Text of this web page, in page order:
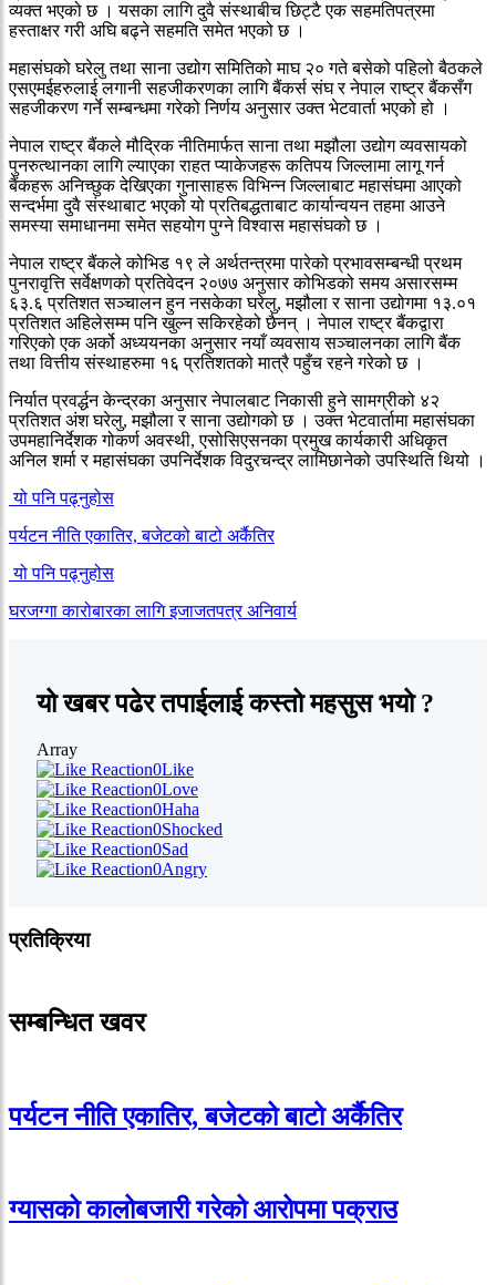
व्यक्त भएको छ । यसका लागि दुवै संस्थाबीच छिट्टै एक सहमतिपत्रमा
हस्ताक्षर गरी अघि बढ्ने सहमति समेत भएको छ ।
महासंघको घरेलु तथा साना उद्योग समितिको माघ २० गते बसेको पहिलो बैठकले
एसएमईहरुलाई लगानी सहजीकरणका लागि बैंकर्स संघ र नेपाल राष्ट्र बैंकसँग
सहजीकरण गर्ने सम्बन्धमा गरेको निर्णय अनुसार उक्त भेटवार्ता भएको हो ।
नेपाल राष्ट्र बैंकले मौद्रिक नीतिमार्फत साना तथा मझौला उद्योग व्यवसायको
पुनरुत्थानका लागि ल्याएका राहत प्याकेजहरू कतिपय जिल्लामा लागू गर्न
बैंकहरू अनिच्छुक देखिएका गुनासाहरू विभिन्न जिल्लाबाट महासंघमा आएको
सन्दर्भमा दुवै संस्थाबाट भएको यो प्रतिबद्धताबाट कार्यान्वयन तहमा आउने
समस्या समाधानमा समेत सहयोग पुग्ने विश्वास महासंघको छ ।
नेपाल राष्ट्र बैंकले कोभिड १९ ले अर्थतन्त्रमा पारेको प्रभावसम्बन्धी प्रथम
पुनरावृत्ति सर्वेक्षणको प्रतिवेदन २०७७ अनुसार कोभिडको समय असारसम्म
६३.६ प्रतिशत सञ्चालन हुन नसकेका घरेलु, मझौला र साना उद्योगमा १३.०१
प्रतिशत अहिलेसम्म पनि खुल्न सकिरहेको छैनन् । नेपाल राष्ट्र बैंकद्वारा
गरिएको एक अर्को अध्ययनका अनुसार नयाँ व्यवसाय सञ्चालनका लागि बैंक
तथा वित्तीय संस्थाहरुमा १६ प्रतिशतको मात्रै पहुँच रहने गरेको छ ।
निर्यात प्रवर्द्धन केन्द्रका अनुसार नेपालबाट निकासी हुने सामग्रीको ४२
प्रतिशत अंश घरेलु, मझौला र साना उद्योगको छ । उक्त भेटवार्तामा महासंघका
उपमहानिर्देशक गोकर्ण अवस्थी, एसोसिएसनका प्रमुख कार्यकारी अधिकृत
अनिल शर्मा र महासंघका उपनिर्देशक विदुरचन्द्र लामिछानेको उपस्थिति थियो ।
यो पनि पढ्नुहोस
पर्यटन नीति एकातिर, बजेटको बाटो अर्कैतिर
यो पनि पढ्नुहोस
घरजग्गा कारोबारका लागि इजाजतपत्र अनिवार्य
यो खबर पढेर तपाईलाई कस्तो महसुस भयो ?
Array
0Like
0Love
0Haha
0Shocked
0Sad
0Angry
प्रतिक्रिया
सम्बन्धित खवर
पर्यटन नीति एकातिर, बजेटको बाटो अर्कैतिर
ग्यासको कालोबजारी गरेको आरोपमा पक्राउ